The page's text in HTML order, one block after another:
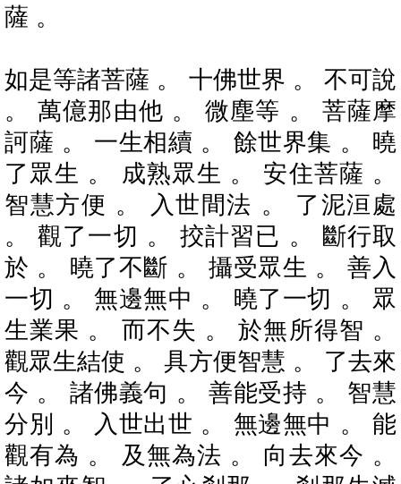
薩 。
如是等諸菩薩 。 十佛世界 。 不可說
。 萬億那由他 。 微塵等 。 菩薩摩
訶薩 。 一生相續 。 餘世界集 。 曉
了眾生 。 成熟眾生 。 安住菩薩 。
智慧方便 。 入世間法 。 了泥洹處
。 觀了一切 。 挍計習已 。 斷行取
於 。 曉了不斷 。 攝受眾生 。 善入
一切 。 無邊無中 。 曉了一切 。 眾
生業果 。 而不失 。 於無所得智 。
觀眾生結使 。 具方便智慧 。 了去來
今 。 諸佛義句 。 善能受持 。 智慧
分別 。 入世出世 。 無邊無中 。 能
觀有為 。 及無為法 。 向去來今 。